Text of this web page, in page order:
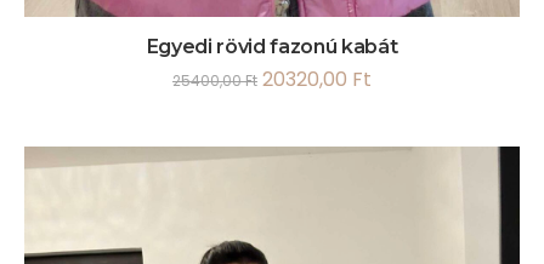
Egyedi rövid fazonú kabát
25400,00Ft 20320,00 Ft